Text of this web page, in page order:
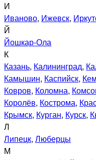
И
Иваново, Ижевск,
Й
Йошкар-Ола
К
Казань, Калининград,
Камышин, Каспийск,
Ковров, Коломна,
Королёв, Кострома,
Крымск, Курган, Курск,
Л
Липецк, Люберцы
М